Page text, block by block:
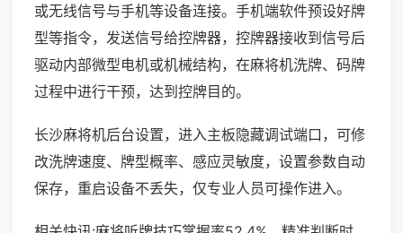
或无线信号与手机等设备连接。手机端软件预设好牌
型等指令，发送信号给控牌器，控牌器接收到信号后
驱动内部微型电机或机械结构，在麻将机洗牌、码牌
过程中进行干预，达到控牌目的。
长沙麻将机后台设置，进入主板隐藏调试端口，可修
改洗牌速度、牌型概率、感应灵敏度，设置参数自动
保存，重启设备不丢失，仅专业人员可操作进入。